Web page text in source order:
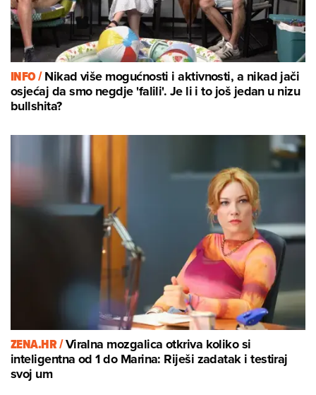
INFO /Nikad više mogućnosti i aktivnosti, a nikad jači
osjećaj da smo negdje 'falili'. Je li i to još jedan u nizu
bullshita?
ZENA.HR /Viralna mozgalica otkriva koliko si
inteligentna od 1 do Marina: Riješi zadatak i testiraj
svoj um